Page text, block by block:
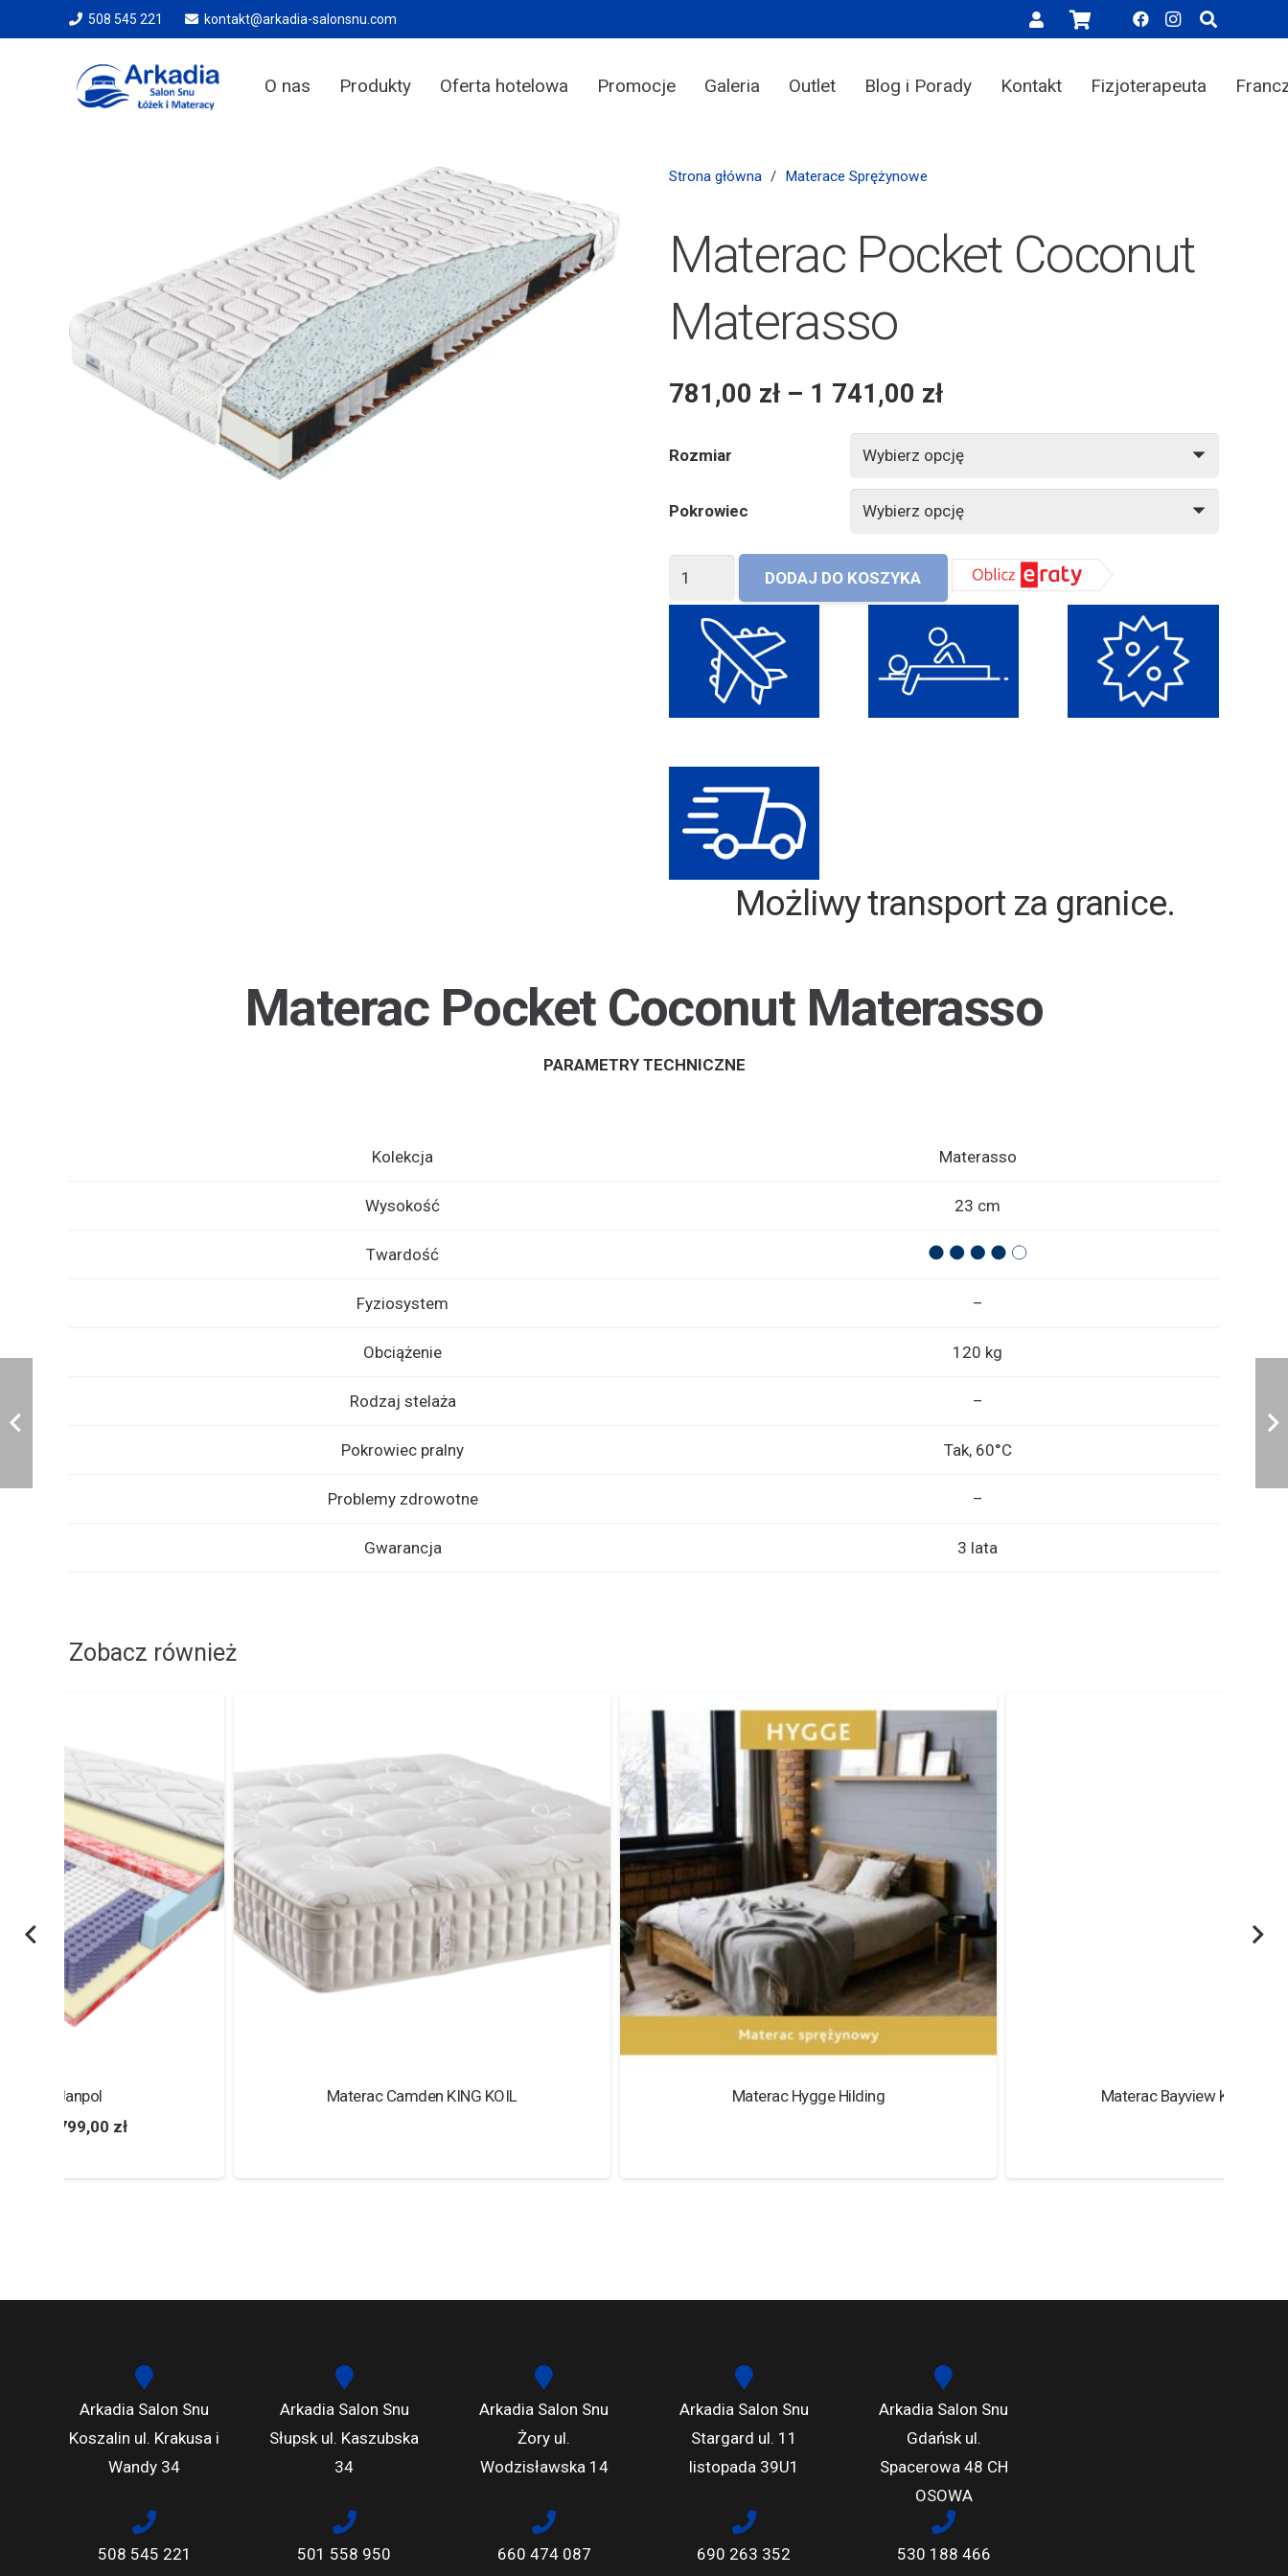
508 545 221 kontakt@arkadia-salonsnu.com
O nas Produkty Oferta hotelowa Promocje Galeria Outlet Blog i Porady Kontakt Fizjoterapeuta
Strona główna / Materace Sprężynowe
Materac Pocket Coconut
Materasso
781,00 zł– 1 741,00 zł
Rozmiar
Pokrowiec
ilość
Pocket
Coconut
Materasso
DODAJ DO KOSZYKA
Możliwy transport za granice.
Materac Pocket Coconut Materasso
PARAMETRY TECHNICZNE
Kolekcja Materasso
Wysokość 23 cm
Twardość
Fyziosystem –
Obciążenie 120 kg
Rodzaj stelaża –
Pokrowiec pralny Tak, 60°C
Problemy zdrowotne –
Gwarancja 3 lata
Zobacz również
Materac Camden KING KOIL Materac Bayview KING KOIL
Arkadia Salon Snu
Koszalin ul. Krakusa i
Wandy 34
Arkadia Salon Snu
Słupsk ul. Kaszubska
34
Arkadia Salon Snu
Żory ul.
Wodzisławska 14
Arkadia Salon Snu
Stargard ul. 11
listopada 39U1
Arkadia Salon Snu
Gdańsk ul.
Spacerowa 48 CH
OSOWA
508 545 221
501 558 950
660 474 087 690 263 352 530 188 466